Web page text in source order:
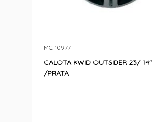
CALOTA KWID OUTSIDER 23/ 14″
/PRATA
MC: 10977